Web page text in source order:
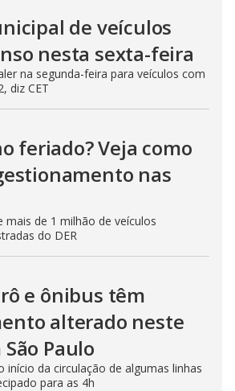
de veículos
nesta sexta-feira
na segunda-feira para veículos com
diz CET
feriado? Veja como
nas
mais de 1 milhão de veículos
do DER
e ônibus têm
alterado neste
Paulo
início da circulação de algumas linhas
para as 4h